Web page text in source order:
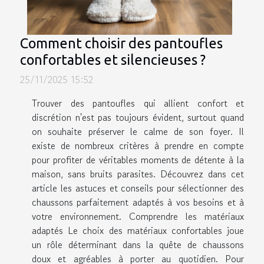
Comment choisir des pantoufles
confortables et silencieuses ?
25/11/2025 15:52
Trouver des pantoufles qui allient confort et
discrétion n'est pas toujours évident, surtout quand
on souhaite préserver le calme de son foyer. Il
existe de nombreux critères à prendre en compte
pour profiter de véritables moments de détente à la
maison, sans bruits parasites. Découvrez dans cet
article les astuces et conseils pour sélectionner des
chaussons parfaitement adaptés à vos besoins et à
votre environnement. Comprendre les matériaux
adaptés Le choix des matériaux confortables joue
un rôle déterminant dans la quête de chaussons
doux et agréables à porter au quotidien. Pour